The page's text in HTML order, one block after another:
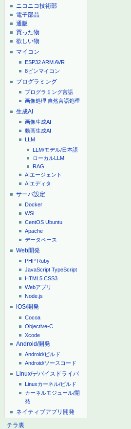
ニコニコ技術部
電子部品
通販
買った物
欲しい物
マイコン
ESP32ARMAVR
8ピンマイコン
プログラミング
プログラミング言語
画像処理 自然言語処理
生成AI
画像生成AI
動画生成AI
LLM
LLM/モデル/日本語
ローカルLLM
RAG
AIエージェント
AIエディタ
サーバ設定
Docker
WSL
CentOS Ubuntu
Apache
データベース
Web開発
PHP Ruby
JavaScript TypeScript
HTML5 CSS3
Webアプリ
Node.js
iOS/開発
Cocoa
Objective-C
Xcode
Android/開発
Android/ビルド
Android/ソースコード
Linux/デバイスドライバ
Linuxカーネル/ビルド
カーネルモジュール/開
発
ネイティブアプリ開発
チラ裏